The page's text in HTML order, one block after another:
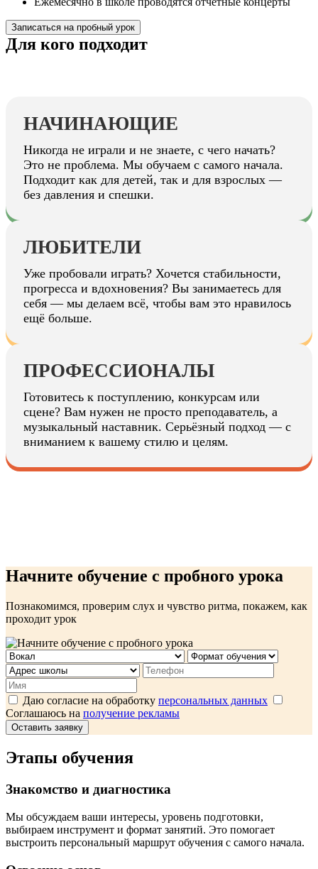
Записаться на пробный урок
Для кого подходит
НАЧИНАЮЩИЕ
Никогда не играли и не знаете, с чего начать?
Это не проблема. Мы обучаем с самого начала.
Подходит как для детей, так и для взрослых —
без давления и спешки.
ЛЮБИТЕЛИ
Уже пробовали играть? Хочется стабильности,
прогресса и вдохновения? Вы занимаетесь для
себя — мы делаем всё, чтобы вам это нравилось
ещё больше.
ПРОФЕССИОНАЛЫ
Готовитесь к поступлению, конкурсам или
сцене? Вам нужен не просто преподаватель, а
музыкальный наставник. Серьёзный подход — с
вниманием к вашему стилю и целям.
Начните обучение с пробного урока
Познакомимся, проверим слух и чувство ритма, покажем, как
проходит урок
Даю согласие на обработку персональных данных
Соглашаюсь на получение рекламы
Оставить заявку
Этапы обучения
Знакомство и диагностика
Мы обсуждаем ваши интересы, уровень подготовки,
выбираем инструмент и формат занятий. Это помогает
выстроить персональный маршрут обучения с самого начала.